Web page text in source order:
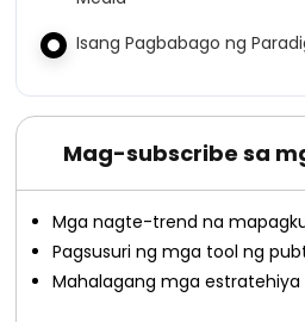
Isang Pagbabago ng
Mag-subscribe sa
Mga nagte-trend na
Pagsusuri ng mga tool ng
Mahalagang mga